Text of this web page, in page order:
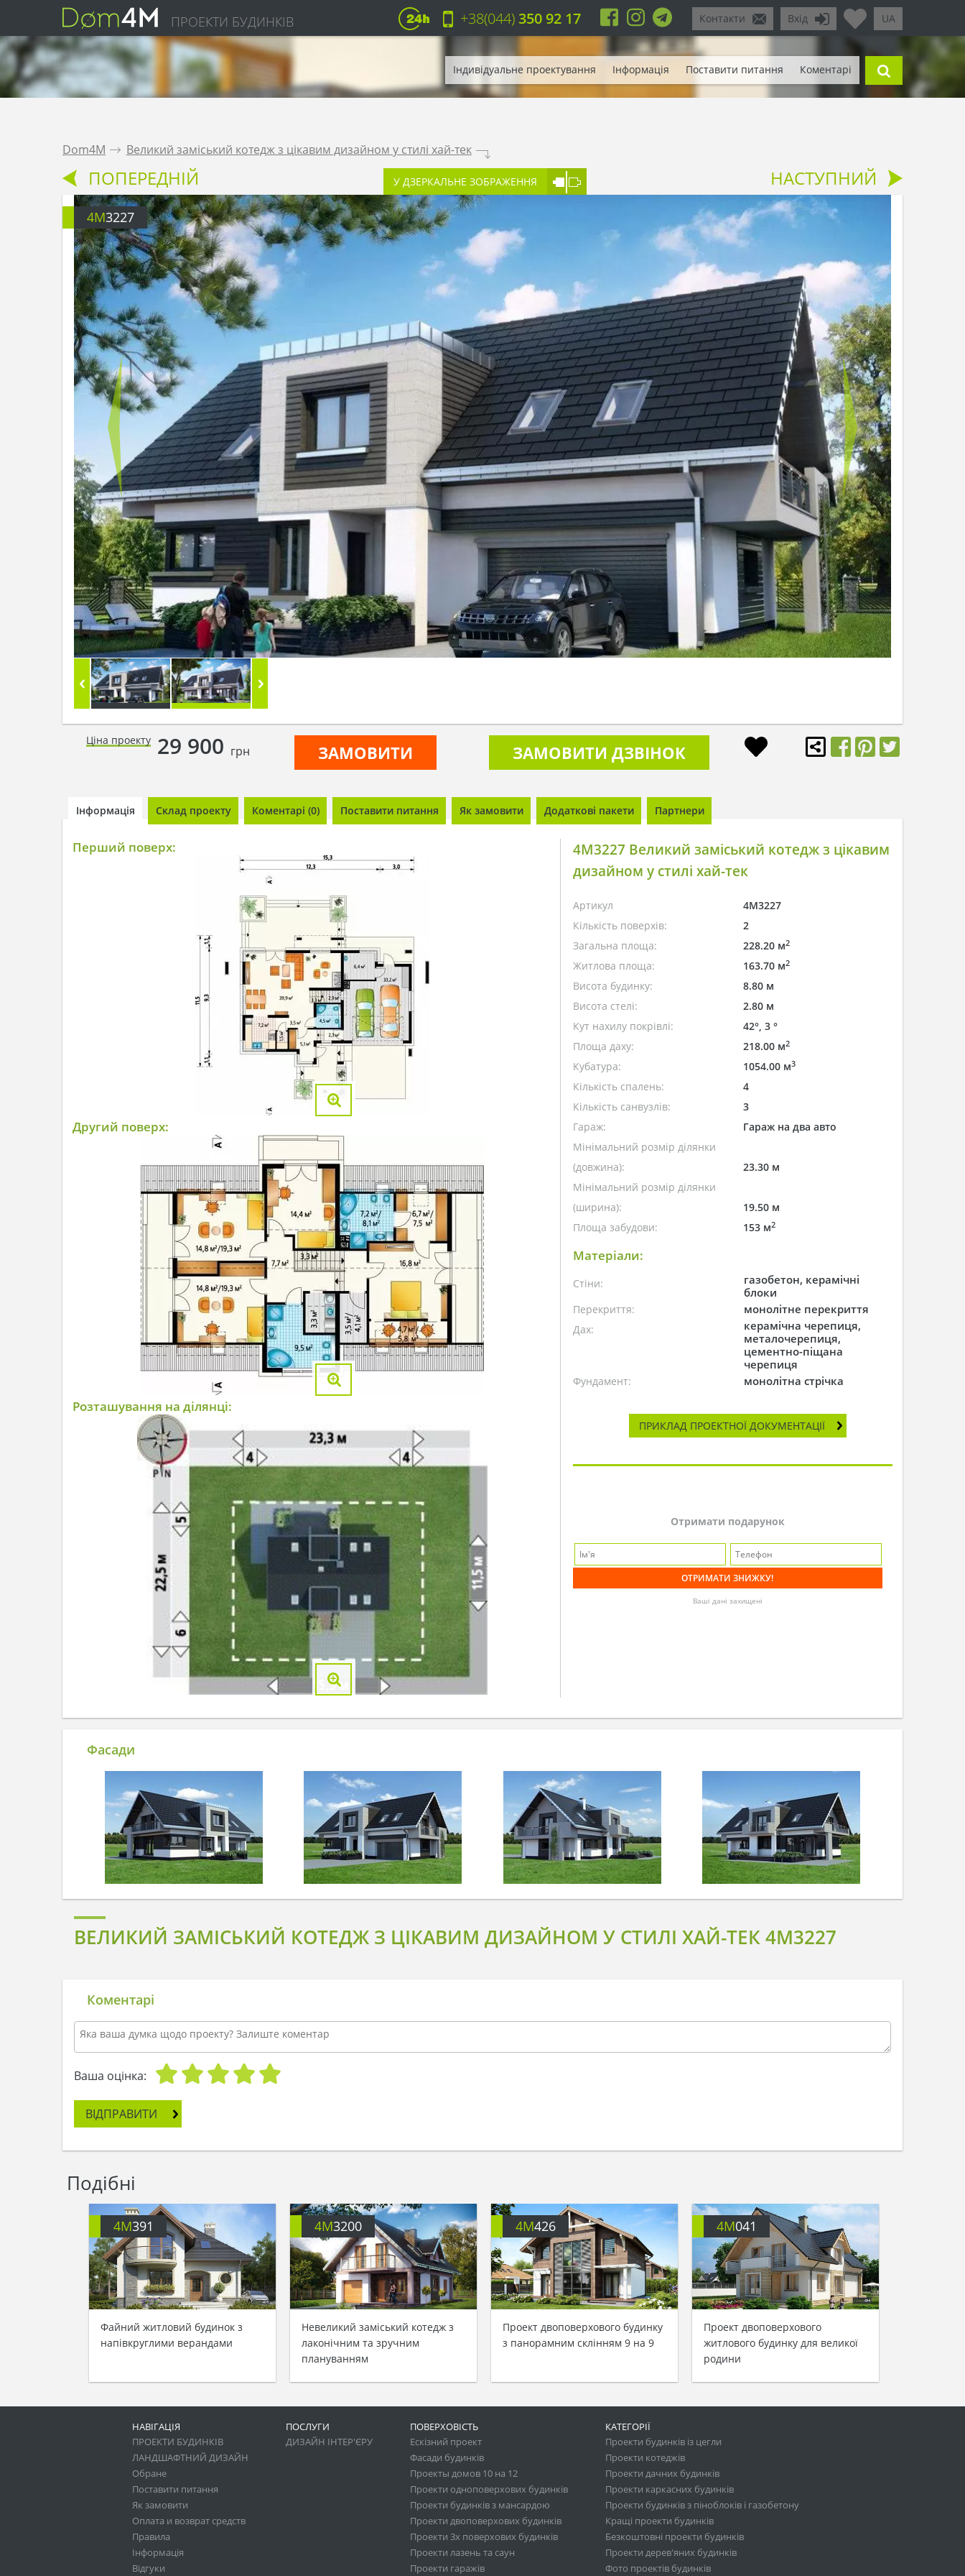
ПРОЕКТИ БУДИНКІВ UA
Вхід
Контакти
+38(044)350 92 17
Індивідуальне проектування Інформація Поставити питання Коментарі
Dom4M . Великий заміський котедж з цікавим дизайном у стилі хай-тек .
ПОПЕРЕДНІЙ У ДЗЕРКАЛЬНЕ ЗОБРАЖЕННЯ НАСТУПНИЙ
4M3227
Ціна проекту 29 900 грн ЗАМОВИТИ ЗАМОВИТИ ДЗВІНОК
Інформація Склад проекту Коментарі (0) Поставити питання Як замовити Додаткові пакети Партнери
Перший поверх:
Другий поверх:
Розташування на ділянці:
4M3227 Великий заміський котедж з цікавим
дизайном у стилі хай-тек
Артикул
4M3227
Кількість поверхів:
2
Загальна площа:
228.20 м2
Житлова площа: 163.70 м2
Висота будинку:
8.80 м
Висота стелі:
2.80 м
Кут нахилу покрівлі:
42°, 3 °
Площа даху:
218.00 м2
Кубатура: 1054.00 м3
Кількість спалень:
4
Кількість санвузлів:
3
Гараж:
Гараж на два авто
Мінімальний розмір ділянки
(довжина):
23.30 м
Мінімальний розмір ділянки
(ширина):
19.50 м
Площа забудови:
153 м2
Матеріали:
Стіни:
газобетон, керамічні
блоки
Перекриття: монолітне перекриття
Дах:
керамічна черепиця,
металочерепиця,
цементно-піщана
черепиця
Фундамент: монолітна стрічка
ПРИКЛАД ПРОЕКТНОЇ ДОКУМЕНТАЦІЇ
Отримати подарунок
Ваші дані захищені
Фасади
ВЕЛИКИЙ ЗАМІСЬКИЙ КОТЕДЖ З ЦІКАВИМ ДИЗАЙНОМ У СТИЛІ ХАЙ-ТЕК 4M3227
Коментарі
Ваша оцінка:
ВІДПРАВИТИ
Подібні
4M391
Файний житловий будинок з
напівкруглими верандами
4M3200
Невеликий заміський котедж з
лаконічним та зручним
плануванням
4M426
Проект двоповерхового будинку
з панорамним склінням 9 на 9
4M041
Проект двоповерхового
житлового будинку для великої
родини
НАВІГАЦІЯ
ПРОЕКТИ БУДИНКІВ
ЛАНДШАФТНИЙ ДИЗАЙН
Обране
Поставити питання
Як замовити
Оплата и возврат средств
Правила
Інформація
Відгуки
ПОСЛУГИ
ДИЗАЙН ІНТЕР'ЄРУ
ПОВЕРХОВІСТЬ
Ескізний проект
Фасади будинків
Проекты домов 10 на 12
Проекти одноповерхових будинків
Проекти будинків з мансардою
Проекти двоповерхових будинків
Проекти 3х поверхових будинків
Проекти лазень та саун
Проекти гаражів
КАТЕГОРІЇ
Проекти будинків із цегли
Проекти котеджів
Проекти дачних будинків
Проекти каркасних будинків
Проекти будинків з піноблоків і газобетону
Кращі проекти будинків
Безкоштовні проекти будинків
Проекти дерев'яних будинків
Фото проектів будинків